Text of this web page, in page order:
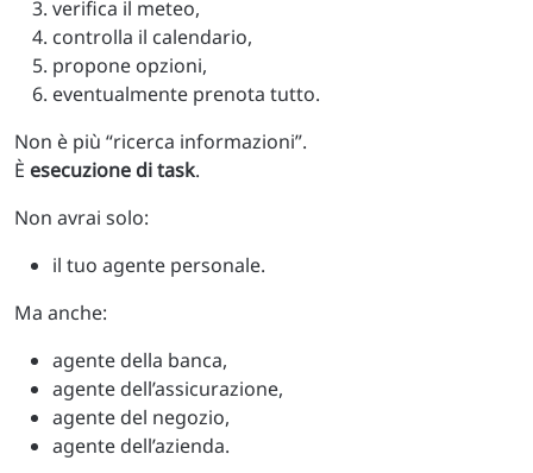
verifica il meteo,
controlla il calendario,
propone opzioni,
eventualmente prenota tutto.
Non è più “ricerca informazioni”.
È esecuzione di task.
Non avrai solo:
il tuo agente personale.
Ma anche:
agente della banca,
agente dell’assicurazione,
agente del negozio,
agente dell’azienda.